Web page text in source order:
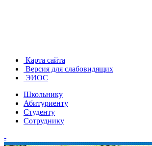
Карта сайта
Версия для слабовидящих
ЭИОС
Школьнику
Абитуриенту
Студенту
Сотруднику
-